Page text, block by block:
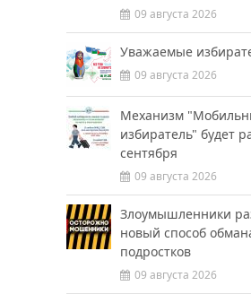
09 августа 2026
Уважаемые
09 августа 2026
Механизм
избиратель" будет
сентября
09 августа 2026
Злоумышленники
новый способ
подростков
09 августа 2026